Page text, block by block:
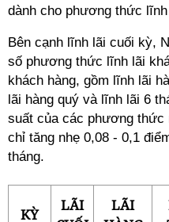
dành cho phương thức
Bên cạnh lĩnh lãi cuối kỳ,
số phương thức lĩnh lãi
khách hàng, gồm lĩnh lãi
lãi hàng quý và lĩnh lãi 6
suất của các phương thức
chỉ tăng nhẹ 0,08 - 0,1
tháng.
KỲ
LÃI
LÃI